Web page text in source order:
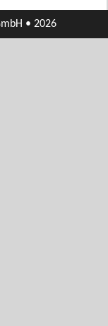
• 2026